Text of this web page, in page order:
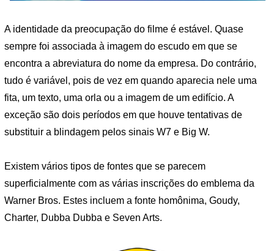
A identidade da preocupação do filme é estável. Quase
sempre foi associada à imagem do escudo em que se
encontra a abreviatura do nome da empresa. Do contrário,
tudo é variável, pois de vez em quando aparecia nele uma
fita, um texto, uma orla ou a imagem de um edifício. A
exceção são dois períodos em que houve tentativas de
substituir a blindagem pelos sinais W7 e Big W.
Existem vários tipos de fontes que se parecem
superficialmente com as várias inscrições do emblema da
Warner Bros. Estes incluem a fonte homônima, Goudy,
Charter, Dubba Dubba e Seven Arts.